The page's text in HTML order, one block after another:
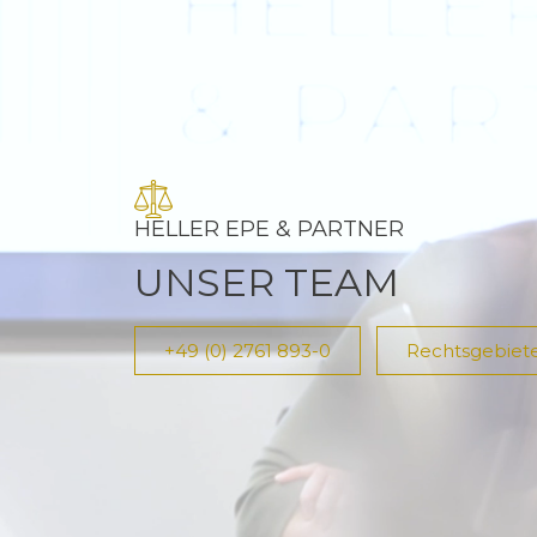
HELLER EPE & PARTNER
UNSER TEAM
+49 (0) 2761 893-0